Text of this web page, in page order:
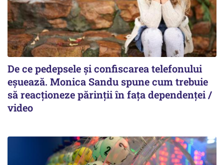
De ce pedepsele și confiscarea telefonului
eșuează. Monica Sandu spune cum trebuie
să reacționeze părinții în fața dependenței /
video